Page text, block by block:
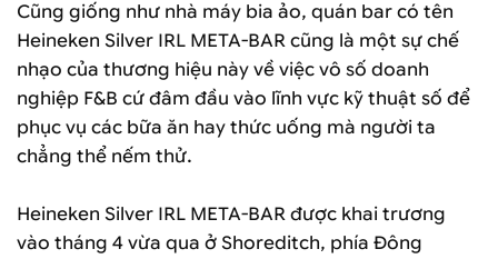
Cũng giống như nhà máy bia ảo, quán bar có tên
Heineken Silver IRL META-BAR cũng là một sự chế
nhạo của thương hiệu này về việc vô số doanh
nghiệp F&B cứ đâm đầu vào lĩnh vực kỹ thuật số để
phục vụ các bữa ăn hay thức uống mà người ta
chẳng thể nếm thử.
Heineken Silver IRL META-BAR được khai trương
vào tháng 4 vừa qua ở Shoreditch, phía Đông